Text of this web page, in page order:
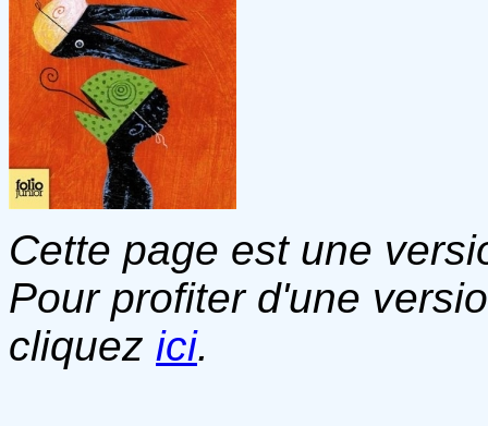
Cette page est une
Pour profiter d'une
cliquez ici.